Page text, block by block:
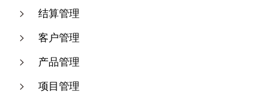
结算管理
客户管理
产品管理
项目管理